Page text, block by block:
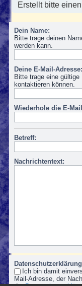
Erstellt bitte
Dein Name:
Bitte trage deinen
werden kann.
Deine E-Mail-Adresse:
Bitte trage eine
kontaktieren können.
Wiederhole die E-
Betreff:
Nachrichtentext:
Ich bin damit
Mail-Adresse, der